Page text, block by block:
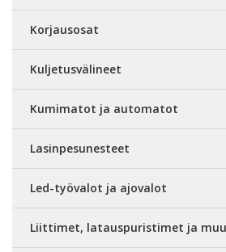
Korjausosat
Kuljetusvälineet
Kumimatot ja automatot
Lasinpesunesteet
Led-työvalot ja ajovalot
Liittimet, latauspuristimet ja